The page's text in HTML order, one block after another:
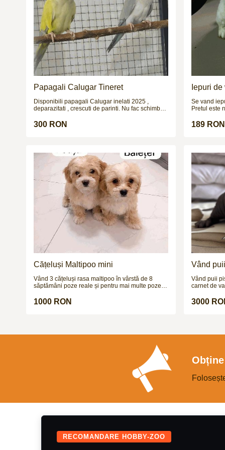
Papagali Calugar Tineret
Disponibili papagali Calugar inelati 2025 ,
deparazitati , crescuti de parinti. Nu fac schimburi
300 RON
Iepuri
Se vand iepuri Corcitura urias german
Pretul este
189 RON
Cățeluși Maltipoo mini
Vând 3 cățeluși rasa maltipoo în vârstă de 8
săptămâni poze reale și pentru mai multe poze și
1000 RON
Vând
Vând puii
carnet de
neobișnuit
complet
activă,
3000
RECOMANDARE HOBBY-ZOO